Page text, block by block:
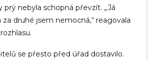
prý nebyla schopná převzít. „Já
druhé jsem nemocná,“ reagovala
se přesto před úřad dostavilo.